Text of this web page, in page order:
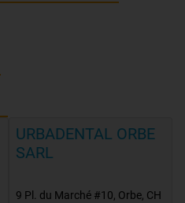
URBADENTAL ORBE
SARL
9 Pl. du Marché #10, Orbe, CH